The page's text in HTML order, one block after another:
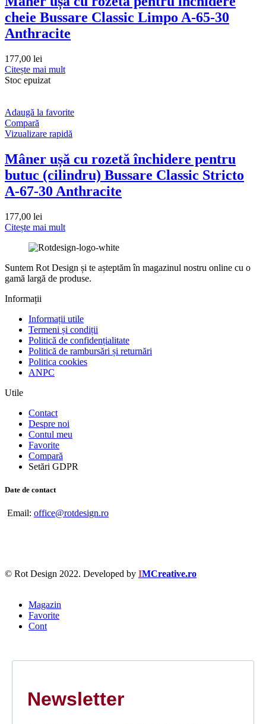
cheie Bussare Classic Limpo A-65-30
Anthracite
177,00 lei
Citește mai mult
Stoc epuizat
Adaugă la favorite
Compară
Vizualizare rapidă
Mâner ușă cu rozetă închidere pentru
butuc (cilindru) Bussare Classic Stricto
A-67-30 Anthracite
177,00 lei
Citește mai mult
Suntem Rot Design și te așteptăm în magazinul nostru online cu o
gamă largă de produse.
Informații
Informații utile
Termeni și condiții
Politică de confidențialitate
Politică de rambursări și returnări
Politica cookies
ANPC
Utile
Contact
Despre noi
Contul meu
Favorite
Compară
Setări GDPR
Date de contact
Email: office@rotdesign.ro
© Rot Design 2022. Developed by IMCreative.ro
Magazin
Favorite
Cont
Newsletter